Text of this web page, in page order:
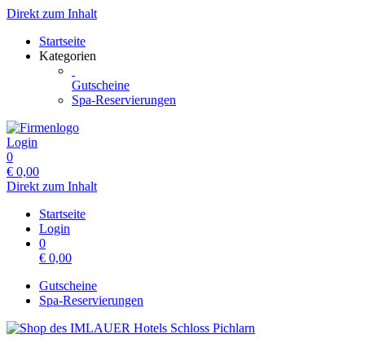
Direkt zum Inhalt
Startseite
Kategorien
Gutscheine
Spa-Reservierungen
Login
0
€ 0,00
Direkt zum Inhalt
Startseite
Login
0
€ 0,00
Gutscheine
Spa-Reservierungen